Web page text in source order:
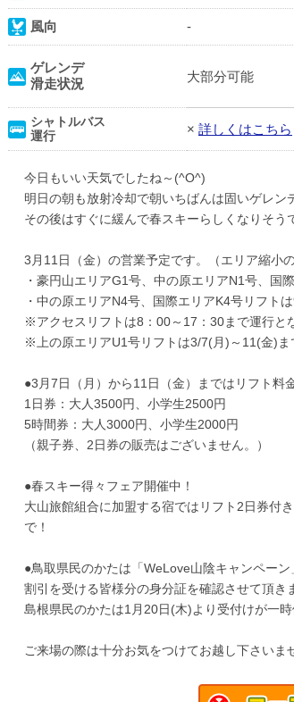
風向 -
ゲレンデ
滑走状況
大部分可能
シャトルバス
運行
× 詳しくはこちら
今日もいい天気でしたね～(^O^)
明日の朝も放射冷却で朝いちばんは固いゲレン
その後はすぐに緩んで春スキーらしくなりそう
3月11日（金）の営業予定です。（エリア縮小
・豪円山エリアG1号、中の原エリアN1号、国
・中の原エリアN4号、国際エリアK4号リフト
※アクセスリフトは8：00～17：30まで運行と
※上の原エリアU1号リフトは3/7(月)～11(金)ま
●3月7日（月）から11日（金）まではリフト料
1日券：大人3500円、小学生2500円
5時間券：大人3000円、小学生2000円
（親子券、2日券の販売はございません。）
●春スキー得々フェア開催中！
大山旅館組合に加盟する宿ではリフト2日券付
で！
●鳥取県民のかたは「WeLove山陰キャンペー
割引を受ける皆様分の身分証を確認させて頂き
島根県民のかたは1月20日(木)より受付けが一時
ご来場の際は十分お気をつけてお越し下さいま